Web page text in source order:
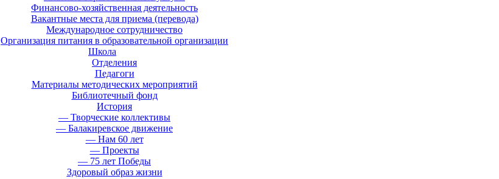
Финансово-хозяйственная деятельность
Вакантные места для приема (перевода)
Международное сотрудничество
Организация питания в образовательной организации
Школа
Отделения
Педагоги
Материалы методических мероприятий
Библиотечный фонд
История
— Творческие коллективы
— Балакиревское движение
— Нам 60 лет
— Проекты
— 75 лет Победы
Здоровый образ жизни